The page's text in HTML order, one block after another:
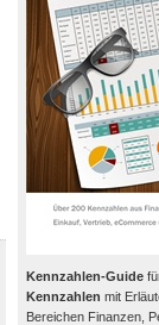
Kennzahlen-Guide
Kennzahlen mit
Bereichen Finanzen,